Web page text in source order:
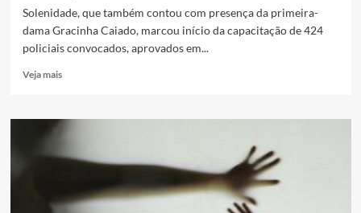
Solenidade, que também contou com presença da primeira-
dama Gracinha Caiado, marcou início da capacitação de 424
policiais convocados, aprovados em...
Veja maisRead
Governador
magna
1ºcurso
de